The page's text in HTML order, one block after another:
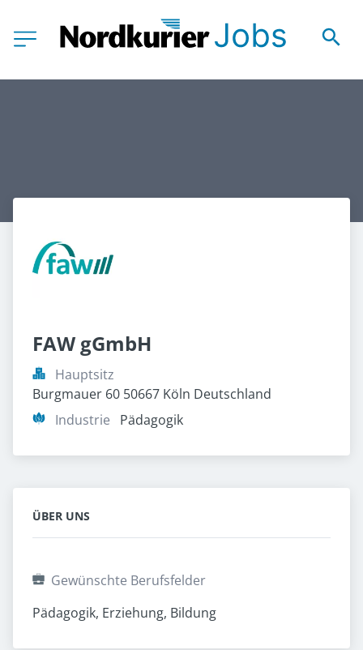
FAW gGmbH
Hauptsitz
Burgmauer 60 50667 Köln Deutschland
Industrie
Pädagogik
ÜBER UNS
Gewünschte Berufsfelder
Pädagogik, Erziehung, Bildung